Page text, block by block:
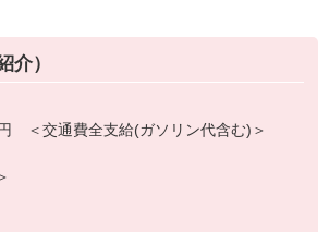
ど
12,400円
し！
たい」などのご相談も大歓迎◎
わせください♪
介）
＜交通費全支給(ガソリン代含む)＞